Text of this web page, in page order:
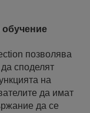
позволява
споделят
на
да имат
да се